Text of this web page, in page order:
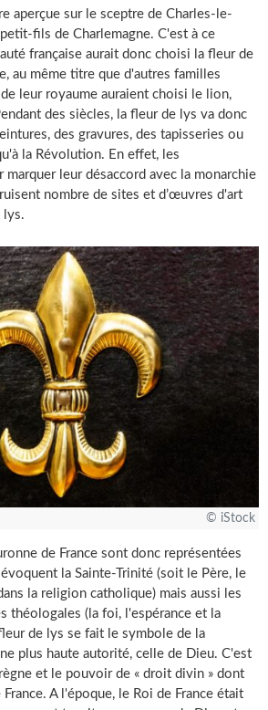
aperçue sur le sceptre de Charles-le-
fils de Charlemagne. C'est à ce
française aurait donc choisi la fleur de
au même titre que d'autres familles
leur royaume auraient choisi le lion,
des siècles, la fleur de lys va donc
des gravures, des tapisseries ou
la Révolution. En effet, les
marquer leur désaccord avec la monarchie
nombre de sites et d’œuvres d'art
lys.
© iStock
de France sont donc représentées
la Sainte-Trinité (soit le Père, le
la religion catholique) mais aussi les
théologales (la foi, l'espérance et la
de lys se fait le symbole de la
plus haute autorité, celle de Dieu. C'est
et le pouvoir de « droit divin » dont
A l'époque, le Roi de France était